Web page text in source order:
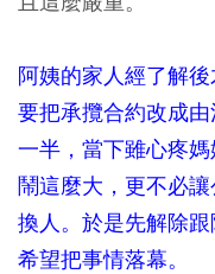
阿姨的家人經了解
要把承攬合約改成
一半，當下雖心疼
鬧這麼大，更不必
換人。於是先解除
希望把事情落幕。